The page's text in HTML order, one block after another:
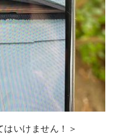
はいけません！＞